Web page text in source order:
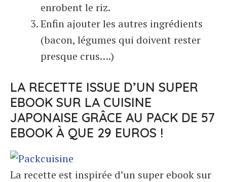
enrobent le riz.
Enfin ajouter les autres ingrédients
(bacon, légumes qui doivent rester
presque crus….)
LA RECETTE ISSUE D’UN SUPER
EBOOK SUR LA CUISINE
JAPONAISE GRÂCE AU PACK DE 57
EBOOK À QUE 29 EUROS !
La recette est inspirée d’un super ebook sur